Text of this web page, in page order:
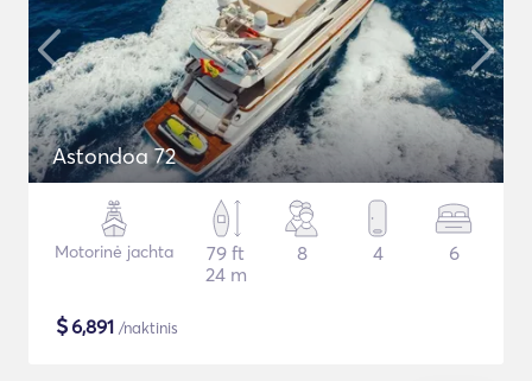
Astondoa 72
Motorinė jachta
79 ft
24 m
8 4 6
$6,891 /naktinis